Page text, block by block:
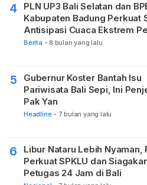
4
PLN UP3 Bali Selatan dan
Kabupaten Badung Perkuat
Antisipasi Cuaca Ekstrem
Nataru
Berita - 8 bulan yang lalu
5
Gubernur Koster Bantah Isu
Pariwisata Bali Sepi, Ini
Pak Yan
Headline - 7 bulan yang lalu
6
Libur Nataru Lebih Nyaman,
Perkuat SPKLU dan
Petugas 24 Jam di Bali